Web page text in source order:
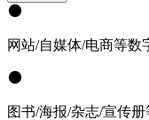
网站/自媒体/电商等数
图书/海报/杂志/宣传